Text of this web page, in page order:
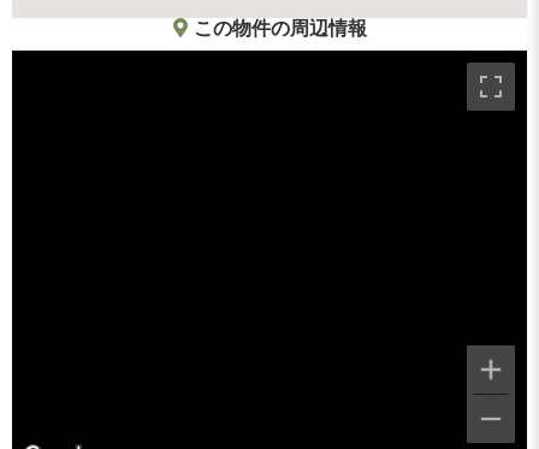
この物件の周辺情報